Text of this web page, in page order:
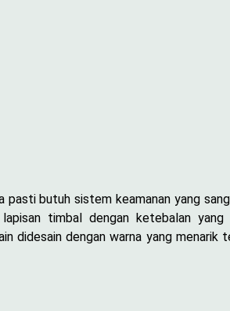
pasti butuh sistem keamanan yang
timbal dengan ketebalan
didesain dengan warna yang